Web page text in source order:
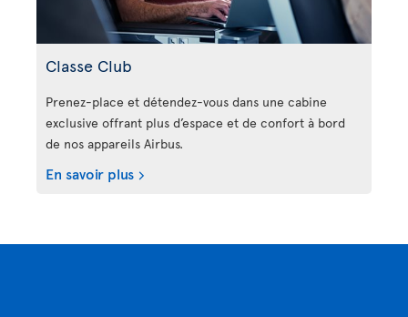
Classe Club
Prenez-place et détendez-vous dans une cabine
exclusive offrant plus d’espace et de confort à bord
de nos appareils Airbus.
En savoir plus